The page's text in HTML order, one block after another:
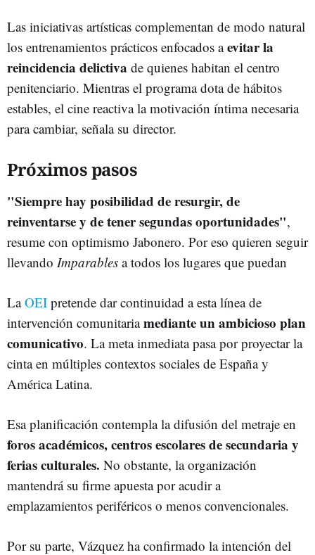
Las iniciativas artísticas complementan de modo natural
los entrenamientos prácticos enfocados aevitar la
reincidencia delictiva de quienes habitan el centro
penitenciario. Mientras el programa dota de hábitos
estables, el cine reactiva la motivación íntima necesaria
para cambiar, señala su director.
Próximos pasos
"Siempre hay posibilidad de resurgir, de
reinventarse y de tener segundas oportunidades",
resume con optimismo Jabonero. Por eso quieren seguir
llevando Imparables a todos los lugares que puedan
LaOEI pretende dar continuidad a esta línea de
intervención comunitariamediante un ambicioso plan
comunicativo. La meta inmediata pasa por proyectar la
cinta en múltiples contextos sociales de España y
América Latina.
Esa planificación contempla la difusión del metraje en
foros académicos, centros escolares de secundaria y
ferias culturales. No obstante, la organización
mantendrá su firme apuesta por acudir a
emplazamientos periféricos o menos convencionales.
Por su parte, Vázquez ha confirmado la intención del